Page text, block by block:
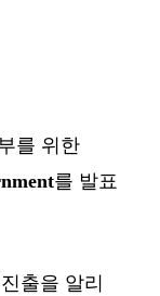
를 위한
를 발표
출을 알리